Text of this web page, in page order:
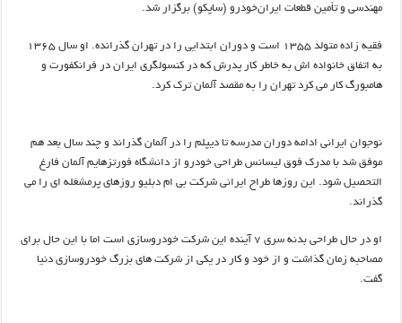
مهندسی و تأمین قطعات ایران‌خودرو (ساپکو) برگزار شد.
فقیه زاده متولد 1355 است و دوران ابتدایی را در تهران گذرانده. او سال 1365
به اتفاق خانواده اش به خاطر کار پدرش که در کنسولگری ایران در فرانکفورت و
هامبورگ کار می کرد تهران را به مقصد آلمان ترک کرد.
نوجوان ایرانی ادامه دوران مدرسه تا دیپلم را در آلمان گذراند و چند سال بعد هم
موفق شد با مدرک فوق لیسانس طراحی خودرو از دانشگاه فورتزهایم آلمان فارغ
التحصیل شود. این روزها طراح ایرانی شرکت بی ام دبلیو روزهای پرمشغله ای را می
گذراند.
او در حال طراحی بدنه سری 7 آینده این شرکت خودروسازی است اما با این حال برای
مصاحبه زمان گذاشت و از خود و کار در یکی از شرکت های بزرگ خودروسازی دنیا
گفت.